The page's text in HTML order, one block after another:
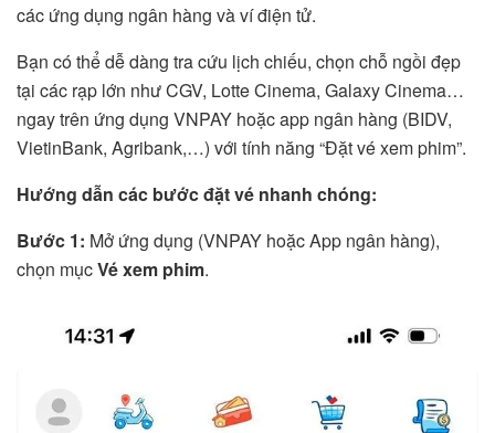
các ứng dụng ngân hàng và ví điện tử.
Bạn có thể dễ dàng tra cứu lịch chiếu, chọn chỗ ngồi đẹp
tại các rạp lớn như CGV, Lotte Cinema, Galaxy Cinema…
ngay trên ứng dụng VNPAY hoặc app ngân hàng (BIDV,
VietinBank, Agribank,…) với tính năng “Đặt vé xem phim”.
Hướng dẫn các bước đặt vé nhanh chóng:
Bước 1: Mở ứng dụng (VNPAY hoặc App ngân hàng),
chọn mụcVé xem phim.